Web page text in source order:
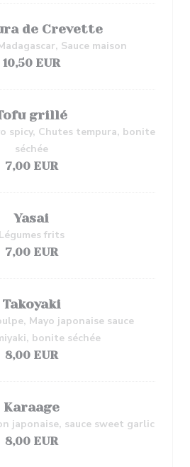
de Crevette
Sauce maison
10,50 EUR
grillé
spicy, Chutes tempura, bonite
séchée
7,00 EUR
Yasai
Légumes frits
7,00 EUR
Takoyaki
Mayo japonaise sauce
bonite séchée
8,00 EUR
Karaage
japonaise, sauce sweet garlic
8,00 EUR